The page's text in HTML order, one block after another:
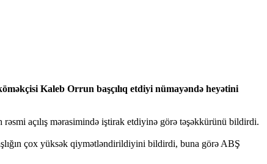
Kaleb Orrun başçılıq etdiyi nümayəndə heyətini
açılış mərasimində iştirak etdiyinə görə təşəkkürünü bildirdi.
çox yüksək qiymətləndirildiyini bildirdi, buna görə ABŞ